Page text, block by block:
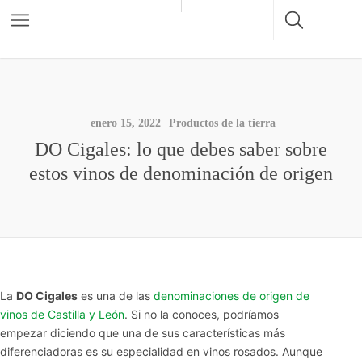
enero 15, 2022 Productos de la tierra
DO Cigales: lo que debes saber sobre
estos vinos de denominación de origen
La DO Cigales es una de las denominaciones de origen de
vinos de Castilla y León. Si no la conoces, podríamos
empezar diciendo que una de sus características más
diferenciadoras es su especialidad en vinos rosados. Aunque